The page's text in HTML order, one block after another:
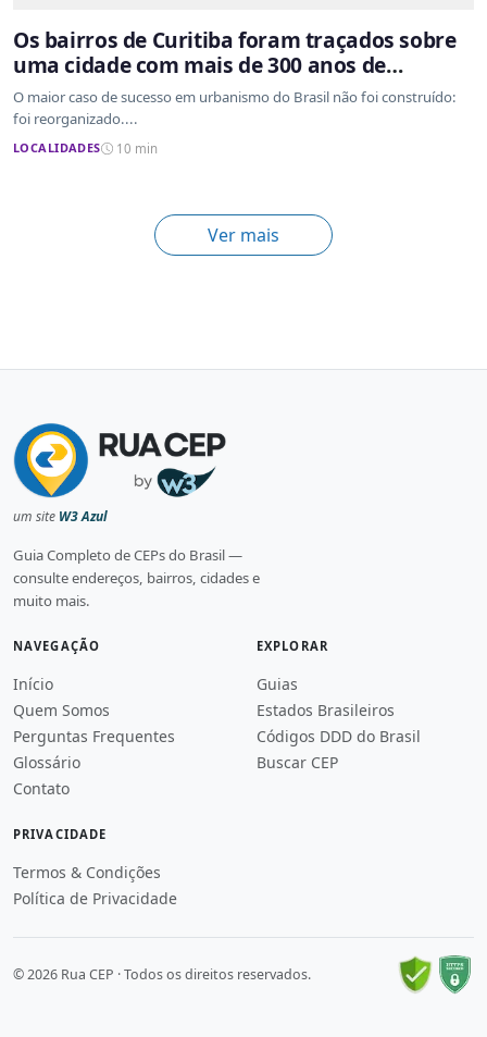
Os bairros de Curitiba foram traçados sobre
uma cidade com mais de 300 anos de
ocupação desordenada
O maior caso de sucesso em urbanismo do Brasil não foi construído:
foi reorganizado....
LOCALIDADES 10 min
Ver mais
um site W3 Azul
Guia Completo de CEPs do Brasil —
consulte endereços, bairros, cidades e
muito mais.
NAVEGAÇÃO
Início
Quem Somos
Perguntas Frequentes
Glossário
Contato
EXPLORAR
Guias
Estados Brasileiros
Códigos DDD do Brasil
Buscar CEP
PRIVACIDADE
Termos & Condições
Política de Privacidade
© 2026 Rua CEP · Todos os direitos reservados.